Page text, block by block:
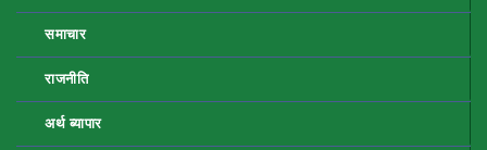
समाचार
राजनीति
अर्थ ब्यापार